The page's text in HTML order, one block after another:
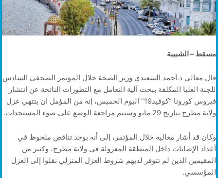
مسقط – الشبيبة
قال معالي د.أحمد السعيدي وزير الصحة خلال المؤتمر الصحفي السادس
للجنة العليا المكلفة ببحث آلية التعامل مع التطورات الناتجة عن انتشار
فيروس كورونا “كوفيد19” اليوم الخميس، إنه من المؤمل ان ينتهي عزل
ولاية مطرح بتاريخ 29 مايو وستتم مراجعة الوضع على ضوء المستجدات.
وكان قد أشار معاليه خلال المؤتمر، إلى أنه يوجد تناقص ملحوظ في
أعداد الإصابات داخل المنطقة المعزولة في ولاية مطرح، وكثير من
المقيمين الذين لم تتوفر لديهم شروط العزل المنزلي نقلوا إلى العزل
المؤسسي.